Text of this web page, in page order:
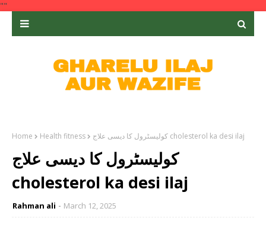
""
Home Health fitness کولیسٹرول کا دیسی علاج cholesterol ka desi ilaj
کولیسٹرول کا دیسی علاج
cholesterol ka desi ilaj
Rahman ali March 12, 2025